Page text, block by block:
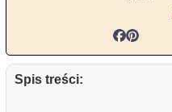
Spis treści: